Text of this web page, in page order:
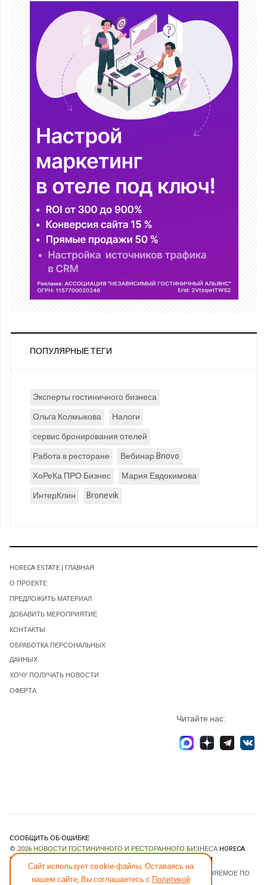
ПОПУЛЯРНЫЕ ТЕГИ
Эксперты гостиничного бизнеса
Ольга Колмыкова
Налоги
сервис бронирования отелей
Работа в ресторане
Вебинар Bnovo
ХоРеКа ПРО Бизнес
Мария Евдокимова
ИнтерКлин
Bronevik
Сайт использует cookie-файлы. Оставаясь на
нашем сайте, Вы соглашаетесь с Политикой
HORECA ESTATE | ГЛАВНАЯ
О ПРОЕКТЕ
ПРЕДЛОЖИТЬ МАТЕРИАЛ
ДОБАВИТЬ МЕРОПРИЯТИЕ
КОНТАКТЫ
ОБРАБОТКА ПЕРСОНАЛЬНЫХ
ДАННЫХ
ХОЧУ ПОЛУЧАТЬ НОВОСТИ
ОФЕРТА
Читайте нас:
СООБЩИТЬ ОБ ОШИБКЕ
© 2026 НОВОСТИ ГОСТИНИЧНОГО И РЕСТОРАННОГО БИЗНЕСА HORECA
ESTATE
JOOMLART.COM.
- ПРОГРАММНОЕ ОБЕСПЕЧЕНИЕ, РАСПРОСТРАНЯЕМОЕ ПО